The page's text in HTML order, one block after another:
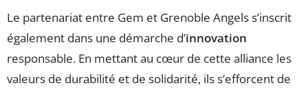
Le partenariat entre Gem et Grenoble Angels s’inscrit
également dans une démarche d’innovation
responsable. En mettant au cœur de cette alliance les
valeurs de durabilité et de solidarité, ils s’efforcent de